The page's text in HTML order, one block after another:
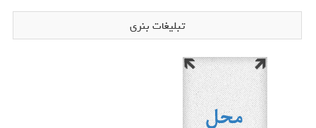
تبلیغات بنری